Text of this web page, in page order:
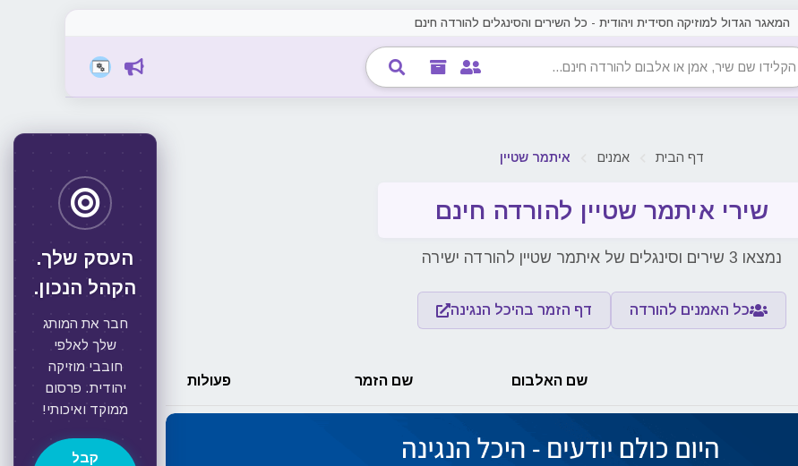
המאגר הגדול למוזיקה חסידית ויהודית - כל השירים והסינגלים להורדה חינם
דף הבית אמנים איתמר שטיין
שירי איתמר שטיין להורדה חינם
נמצאו 3 שירים וסינגלים של איתמר שטיין להורדה ישירה
כל האמנים להורדה דף הזמר בהיכל הנגינה
שם האלבום שם הזמר פעולות
העסק שלך.
הקהל הנכון.
חבר את המותג
שלך לאלפי
חובבי מוזיקה
יהודית. פרסום
ממוקד ואיכותי!
קבל